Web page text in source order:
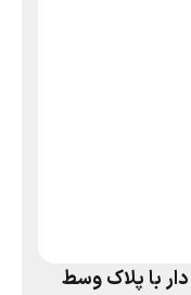
با پلاک وسط